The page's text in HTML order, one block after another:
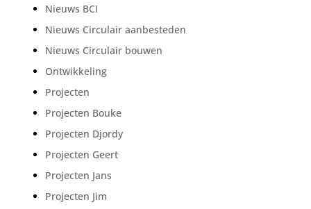
Nieuws BCI
Nieuws Circulair aanbesteden
Nieuws Circulair bouwen
Ontwikkeling
Projecten
Projecten Bouke
Projecten Djordy
Projecten Geert
Projecten Jans
Projecten Jim